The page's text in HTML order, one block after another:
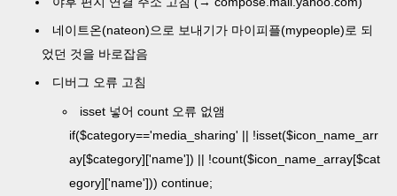
네이트온(nateon)으로 보내기가 마이피플(mypeople)로 되
었던 것을 바로잡음
디버그 오류 고침
isset 넣어 count 오류 없앰
if($category=='media_sharing' || !isset($icon_name_arr
ay[$category]['name']) || !count($icon_name_array[$cat
egory]['name'])) continue;